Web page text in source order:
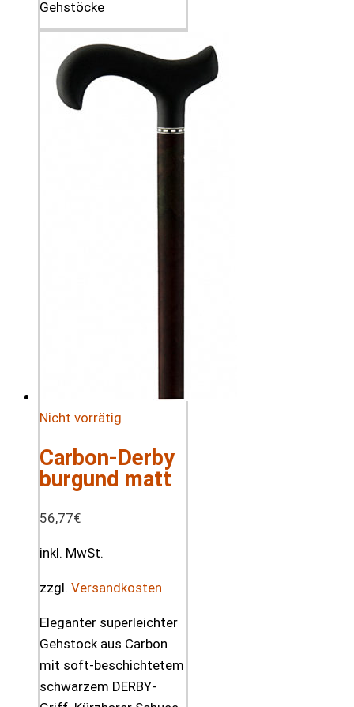
Nicht vorrätig
Carbon-Derby
burgund matt
56,77€
inkl. MwSt.
zzgl. Versandkosten
Eleganter superleichter
Gehstock aus Carbon
mit soft-beschichtetem
schwarzem DERBY-